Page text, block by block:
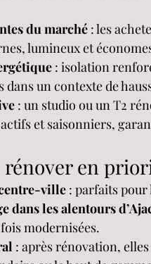
du marché : les
lumineux et
: isolation
dans un contexte de
: un studio ou un T2
et saisonniers,
rénover en
ville : parfaits pour
dans les alentours
modernisées.
: après rénovation,